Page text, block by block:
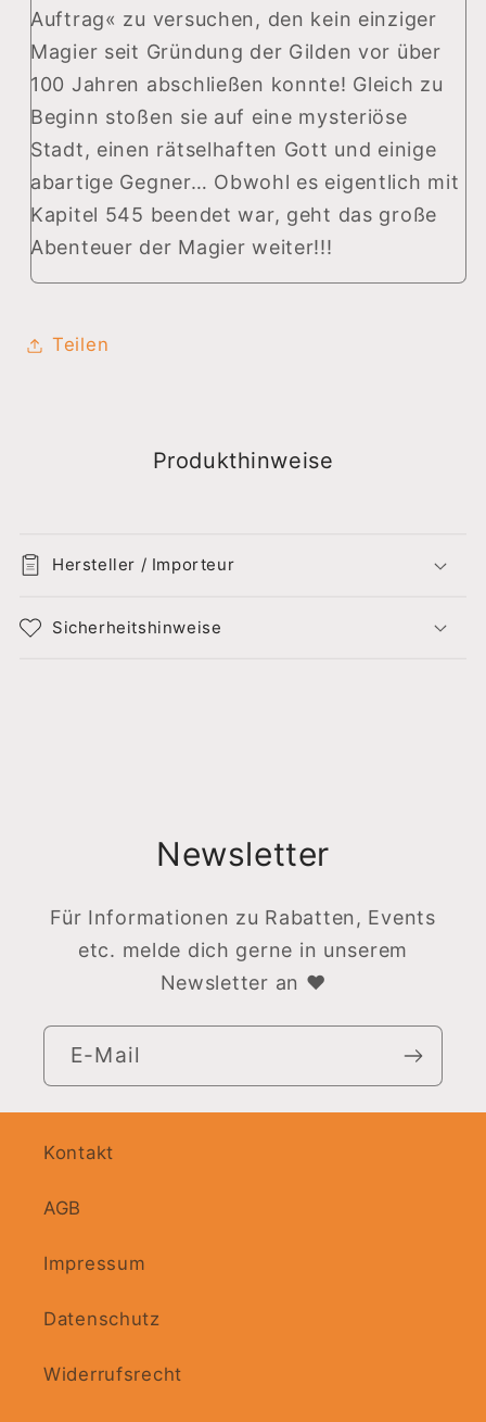
Auftrag« zu versuchen, den kein einziger
Magier seit Gründung der Gilden vor über
100 Jahren abschließen konnte! Gleich zu
Beginn stoßen sie auf eine mysteriöse
Stadt, einen rätselhaften Gott und einige
abartige Gegner… Obwohl es eigentlich mit
Kapitel 545 beendet war, geht das große
Abenteuer der Magier weiter!!!
Teilen
Produkthinweise
Hersteller / Importeur
Sicherheitshinweise
Newsletter
Für Informationen zu Rabatten, Events
etc. melde dich gerne in unserem
Newsletter an ♥
E-Mail
Kontakt
AGB
Impressum
Datenschutz
Widerrufsrecht